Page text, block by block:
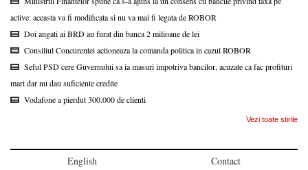
active: aceasta va fi modificata si nu va mai fi legata de ROBOR
Doi angati ai BRD au furat din banca 2 milioane de lei
Consiliul Concurentei actioneaza la comanda politica in cazul ROBOR
Seful PSD cere Guvernului sa ia masuri impotriva bancilor, acuzate ca fac profituri
mari dar nu dau suficiente credite
Vodafone a pierdut 300.000 de clienti
Vezi toate stirile
English Contact